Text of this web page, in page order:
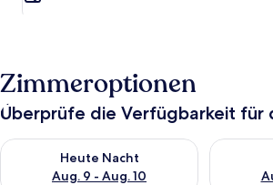
Zimmeroptionen
Überprüfe die Verfügbarkeit für
Heute Nacht
Aug. 9 - Aug. 10
Überprüfe die Verfügbarkeit für heute